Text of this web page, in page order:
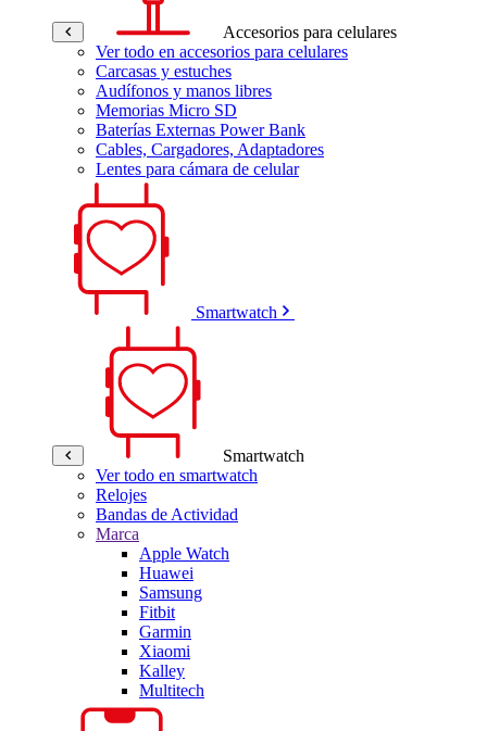
Accesorios para celulares
Ver todo en accesorios para celulares
Carcasas y estuches
Audífonos y manos libres
Memorias Micro SD
Baterías Externas Power Bank
Cables, Cargadores, Adaptadores
Lentes para cámara de celular
Smartwatch
Smartwatch
Ver todo en smartwatch
Relojes
Bandas de Actividad
Marca
Apple Watch
Huawei
Samsung
Fitbit
Garmin
Xiaomi
Kalley
Multitech